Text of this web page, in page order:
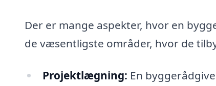
Der er mange aspekter, hvor en
de væsentligste områder, hvor de
Projektlægning: En